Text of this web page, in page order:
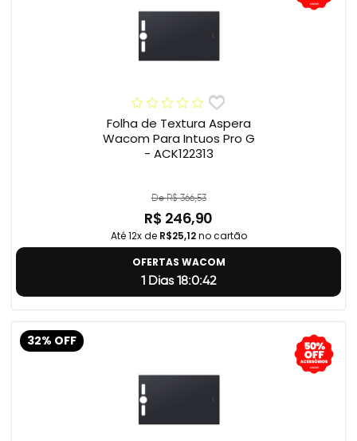
Folha de Textura Aspera
Wacom Para Intuos Pro G
- ACK122313
De R$ 366,53
R$ 246,90
Até 12x de R$25,12no cartão
OFERTAS WACOM
1 Dias 18:0:41
32% OFF